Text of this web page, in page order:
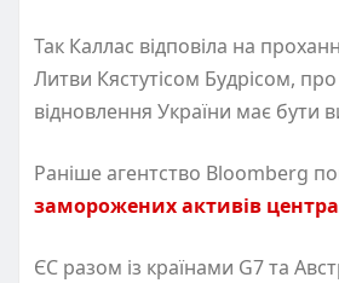
Так Каллас відповіла на
Литви Кястутісом Будрісом,
відновлення України має бути
Раніше агентство Bloomberg
заморожених активів
ЄС разом із країнами G7 та